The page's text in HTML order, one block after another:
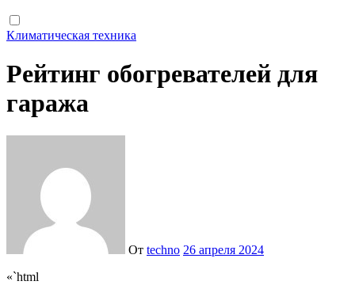
Климатическая техника
Рейтинг обогревателей для
гаража
От techno 26 апреля 2024
«`html